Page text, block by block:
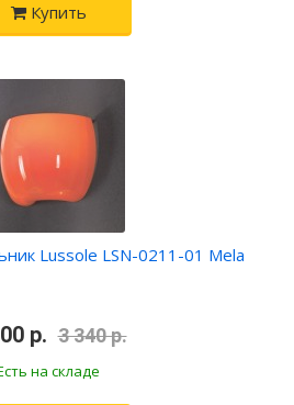
Купить
Lussole LSN-0211-01 Mela
р. 3 340 р.
на складе